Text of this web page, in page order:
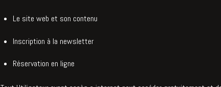
Le site web et son contenu
Inscription à la newsletter
Réservation en ligne